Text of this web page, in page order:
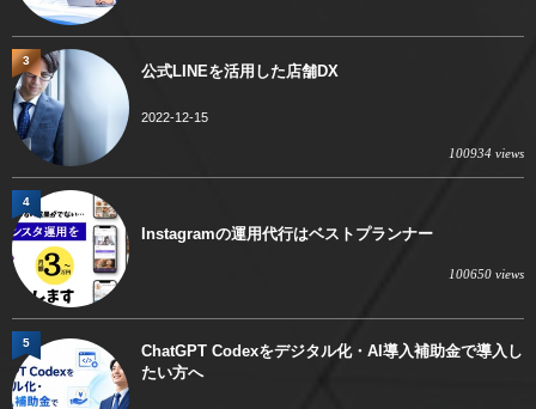
公式LINEを活用した店舗DX
2022-12-15
100934 views
3
Instagramの運用代行はベストプランナー
100650 views
4
ChatGPT Codexをデジタル化・AI導入補助金で導入し
たい方へ
5